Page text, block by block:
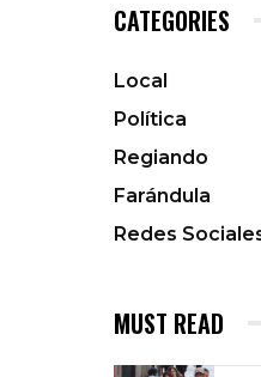
CATEGORIES
Local
Política
Regiando
Farándula
Redes
MUST READ